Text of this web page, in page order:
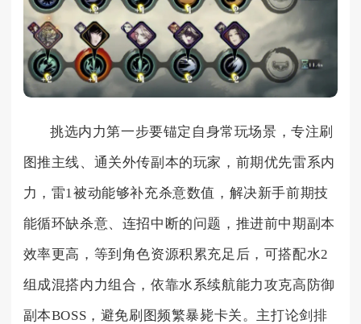
挑选内力第一步要锚定自身常玩场景，专注刷
图推主线、通关外传副本的玩家，前期优先雷系内
力，雷1被动能够补充杀意数值，解决新手前期技
能循环缺杀意、连招中断的问题，推进前中期副本
效率更高，等到角色资源积累充足后，可搭配水2
组成混搭内力组合，依靠水系续航能力攻克高防御
副本BOSS，避免刷图频繁暴毙卡关。主打论剑排